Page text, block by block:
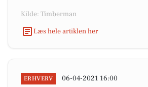
Kilde: Timberman
Læs hele artiklen her
ERHVERV 06-04-2021 16:00